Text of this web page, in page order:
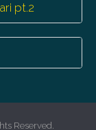
pt.2
Reserved.